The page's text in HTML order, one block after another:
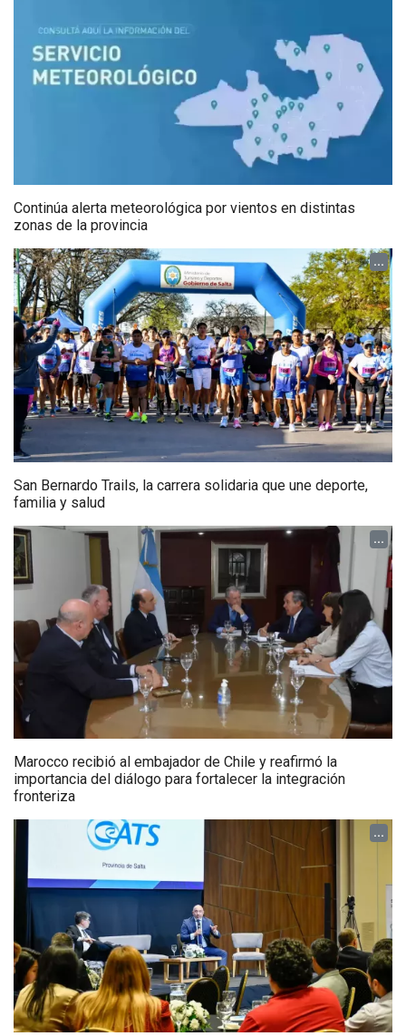
Continúa alerta meteorológica por vientos en distintas
zonas de la provincia
...
San Bernardo Trails, la carrera solidaria que une deporte,
familia y salud
...
Marocco recibió al embajador de Chile y reafirmó la
importancia del diálogo para fortalecer la integración
fronteriza
...